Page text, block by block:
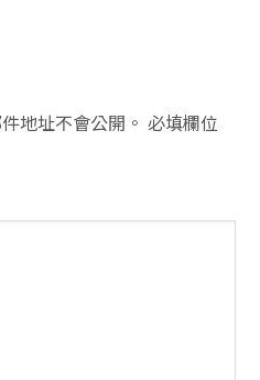
地址不會公開。 必填欄位